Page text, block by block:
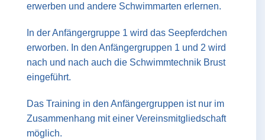
erwerben und andere Schwimmarten erlernen.
In der Anfängergruppe 1 wird das Seepferdchen
erworben. In den Anfängergruppen 1 und 2 wird
nach und nach auch die Schwimmtechnik Brust
eingeführt.
Das Training in den Anfängergruppen ist nur im
Zusammenhang mit einer Vereinsmitgliedschaft
möglich.